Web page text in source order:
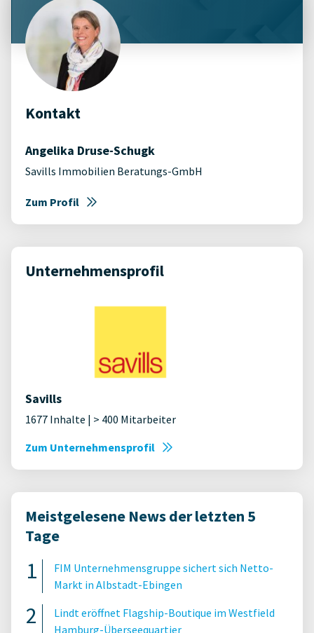
Kontakt
Angelika Druse-Schugk
Savills Immobilien Beratungs-GmbH
Zum Profil
Unternehmensprofil
Savills
1677 Inhalte | > 400 Mitarbeiter
Zum Unternehmensprofil
Meistgelesene News der letzten 5
Tage
FIM Unternehmensgruppe sichert sich Netto-
Markt in Albstadt-Ebingen
Lindt eröffnet Flagship-Boutique im Westfield
Hamburg-Überseequartier